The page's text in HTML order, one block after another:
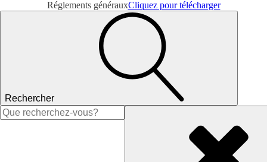
Réglements générauxCliquez pour télécharger
Rechercher
Rechercher :